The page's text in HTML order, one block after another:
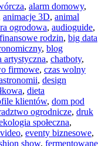
, alarm domowy,
animacje 3D, animal
ogrodowa, audioguide,
rodzin, big data
, blog
artystyczna, chatboty,
firmowe, czas wolny
, design
, dieta
klientów, dom pod
ogrodnicze, druk
społeczna,
, eventy biznesowe,
show, fermentowane